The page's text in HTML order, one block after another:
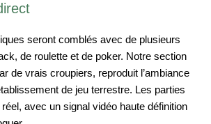
seront comblés avec de plusieurs
de roulette et de poker. Notre section
de vrais croupiers, reproduit l’ambiance
de jeu terrestre. Les parties
avec un signal vidéo haute définition